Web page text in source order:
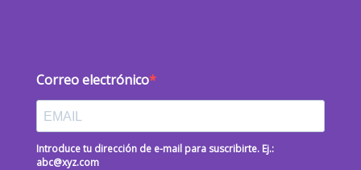
Correo electrónico
Introduce tu dirección de e-mail para suscribirte. Ej.:
abc@xyz.com